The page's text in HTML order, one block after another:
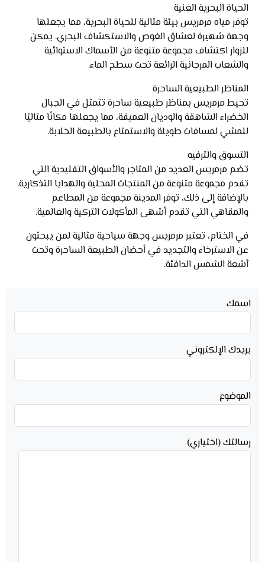
الحياة البحرية الغنية
توفر مياه مرمريس بيئة مثالية للحياة البحرية، مما يجعلها
وجهة شهيرة لعشاق الغوص والاستكشاف البحري. يمكن
للزوار اكتشاف مجموعة متنوعة من الأسماك الاستوائية
والشعاب المرجانية الرائعة تحت سطح الماء.
المناظر الطبيعية الساحرة
تحيط مرمريس بمناظر طبيعية ساحرة تتمثل في الجبال
الخضراء الشاهقة والوديان العميقة، مما يجعلها مكانًا مثاليًا
للمشي لمسافات طويلة والاستمتاع بالطبيعة الخلابة.
التسوق والترفيه
تضم مرمريس العديد من المتاجر والأسواق التقليدية التي
تقدم مجموعة متنوعة من المنتجات المحلية والهدايا التذكارية.
بالإضافة إلى ذلك، توفر المدينة مجموعة من المطاعم
والمقاهي التي تقدم أشهى المأكولات التركية والعالمية.
في الختام، تعتبر مرمريس وجهة سياحية مثالية لمن يبحثون
عن الاسترخاء والتجديد في أحضان الطبيعة الساحرة وتحت
أشعة الشمس الدافئة.
اسمك
بريدك الإلكتروني
الموضوع
رسالتك (اختياري)